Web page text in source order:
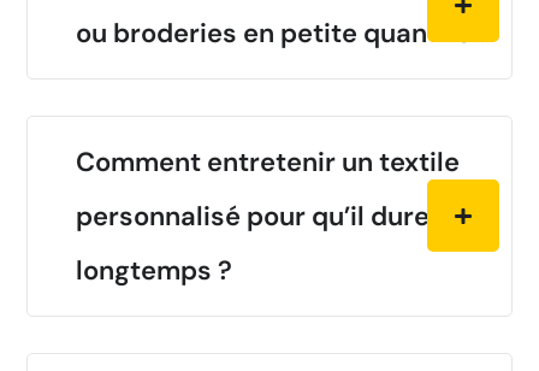
ou broderies en petite quantité ?
Comment entretenir un textile
personnalisé pour qu’il dure plus
longtemps ?